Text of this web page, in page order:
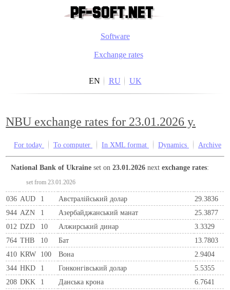
Software
Exchange rates
EN RU UK
NBU exchange rates for 23.01.2026 y.
For today To computer In XML format Dynamics Archive
National Bank of Ukraine set on23.01.2026 nextexchange rates:
set from 23.01.2026
036 AUD 1 Австралійський долар
29.3836
944 AZN 1 Азербайджанський манат
25.3877
012 DZD 10 Алжирський динар
3.3329
764 THB 10 Бат
13.7803
410 KRW 100 Вона
2.9404
344 HKD 1 Гонконгівський долар
5.5355
208 DKK 1 Данська крона
6.7641